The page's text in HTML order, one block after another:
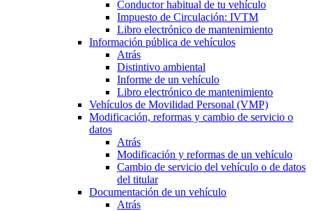
Conductor habitual de tu vehículo
Impuesto de Circulación: IVTM
Libro electrónico de mantenimiento
Información pública de vehículos
Atrás
Distintivo ambiental
Informe de un vehículo
Libro electrónico de mantenimiento
Vehículos de Movilidad Personal (VMP)
Modificación, reformas y cambio de servicio o
datos
Atrás
Modificación y reformas de un vehículo
Cambio de servicio del vehículo o de datos
del titular
Documentación de un vehículo
Atrás